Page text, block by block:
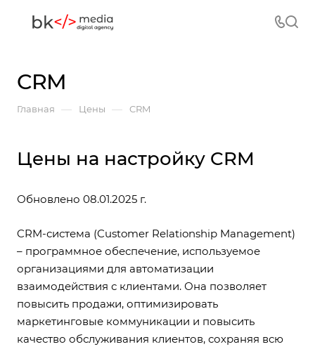
CRM
Главная — Цены — CRM
Цены на настройку CRM
Обновлено 08.01.2025 г.
CRM-система (Customer Relationship Management)
– программное обеспечение, используемое
организациями для автоматизации
взаимодействия с клиентами. Она позволяет
повысить продажи, оптимизировать
маркетинговые коммуникации и повысить
качество обслуживания клиентов, сохраняя всю